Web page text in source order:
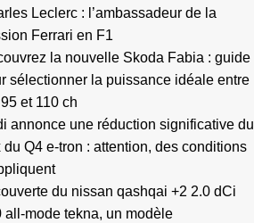
Leclerc : l’ambassadeur de la
Ferrari en F1
la nouvelle Skoda Fabia : guide
sélectionner la puissance idéale entre
et 110 ch
annonce une réduction significative du
du Q4 e-tron : attention, des conditions
du nissan qashqai +2 2.0 dCi
all-mode tekna, un modèle